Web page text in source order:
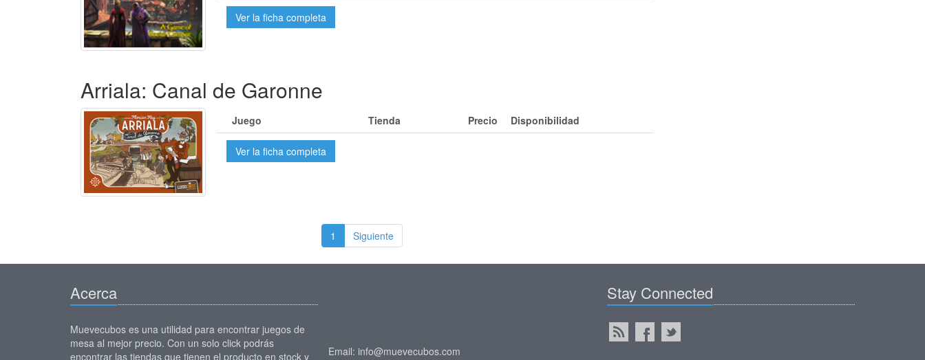
Ver la ficha completa
Arriala: Canal de Garonne
Juego Tienda Precio Disponibilidad
Ver la ficha completa
1 Siguiente
Acerca
Muevecubos es una utilidad para encontrar juegos de
mesa al mejor precio. Con un solo click podrás
encontrar las tiendas que tienen el producto en stock y
Stay Connected
Email: info@muevecubos.com